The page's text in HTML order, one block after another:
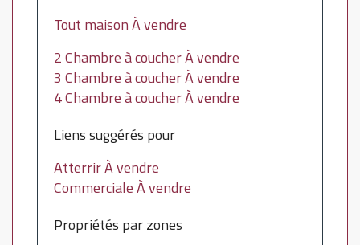
Tout maison À vendre
2 Chambre à coucher À vendre
3 Chambre à coucher À vendre
4 Chambre à coucher À vendre
Liens suggérés pour
Atterrir À vendre
Commerciale À vendre
Propriétés par zones